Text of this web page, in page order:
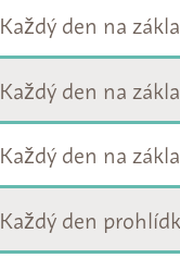
Každý den na
Každý den na
Každý den na
Každý den